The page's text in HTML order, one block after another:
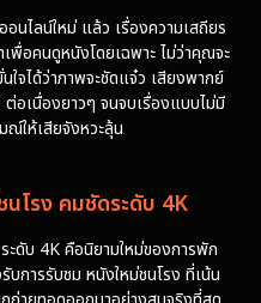
นไลน์ใหม่ แล้ว เรื่องความเสถียร
อคนดูหนังโดยเฉพาะ ไม่ว่าคุณจะ
ใจได้ว่าภาพจะชัดแจ๋ว เสียงพากย์
ต่อเนื่องยาวๆ จนจบเรื่องแบบไม่มี
ให้เสียจังหวะลุ้น
โรง คมชัดระดับ 4K
ะดับ 4K คือนิยามใหม่ของการพัก
บการรับชม หนังใหม่ชนโรง ที่เน้น